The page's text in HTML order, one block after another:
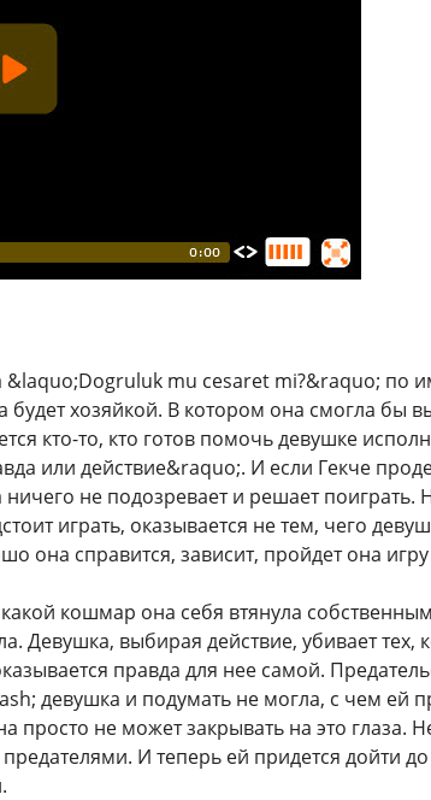
&laquo;Dogruluk mu cesaret mi?&raquo; по
хозяйкой. В котором она смогла бы
кто-то, кто готов помочь девушке
или действие&raquo;. И если Гекче
не подозревает и решает поиграть.
играть, оказывается не тем, чего
она справится, зависит, пройдет она
кошмар она себя втянула
Девушка, выбирая действие, убивает тех,
правда для нее самой.
девушка и подумать не могла, с чем ей
просто не может закрывать на это глаза.
И теперь ей придется дойти